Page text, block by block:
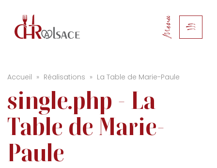
Menu
Accueil » Réalisations » La Table de Marie-Paule
single.php - La
Table de Marie-
Paule